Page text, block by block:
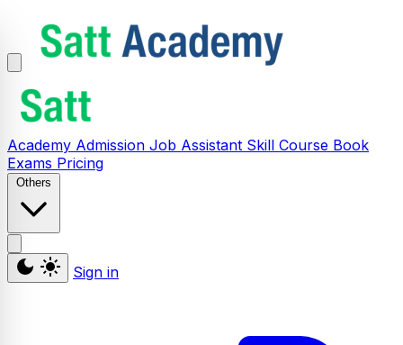
Academy Admission Job Assistant Skill Course Book
Exams Pricing
Others
Sign in